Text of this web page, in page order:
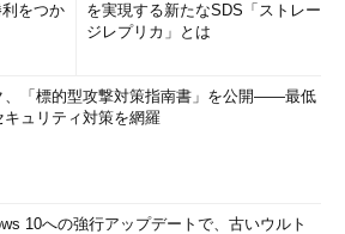
をつか
を実現する新たなSDS「ストレー
ジレプリカ」とは
、「標的型攻撃対策指南書」を公開――最低
キュリティ対策を網羅
10への強行アップデートで、古いウルト